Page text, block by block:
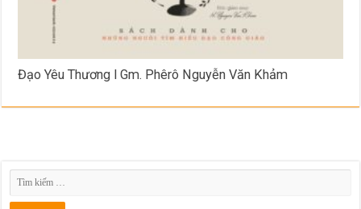
Đạo Yêu Thương l Gm. Phêrô Nguyễn Văn Khảm